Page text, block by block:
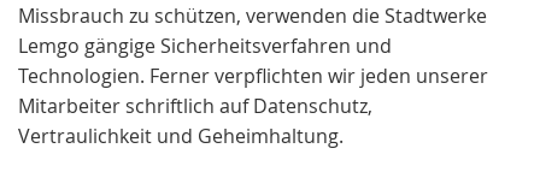
Missbrauch zu schützen, verwenden die Stadtwerke
Lemgo gängige Sicherheitsverfahren und
Technologien. Ferner verpflichten wir jeden unserer
Mitarbeiter schriftlich auf Datenschutz,
Vertraulichkeit und Geheimhaltung.